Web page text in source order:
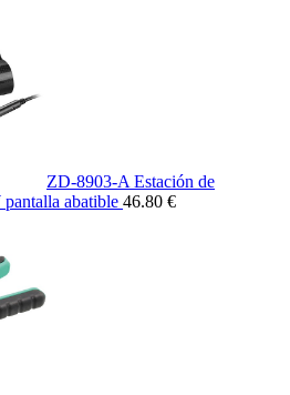
ZD-8903-A Estación de
abatible 46.80 €